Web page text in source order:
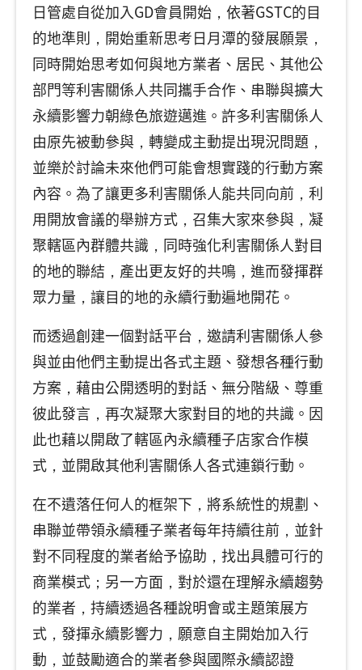
日管處自從加入GD會員開始，依著GSTC的目
的地準則，開始重新思考日月潭的發展願景，
同時開始思考如何與地方業者、居民、其他公
部門等利害關係人共同攜手合作、串聯與擴大
永續影響力朝綠色旅遊邁進。許多利害關係人
由原先被動參與，轉變成主動提出現況問題，
並樂於討論未來他們可能會想實踐的行動方案
內容。為了讓更多利害關係人能共同向前，利
用開放會議的舉辦方式，召集大家來參與，凝
聚轄區內群體共識，同時強化利害關係人對目
的地的聯結，產出更友好的共鳴，進而發揮群
眾力量，讓目的地的永續行動遍地開花。
而透過創建一個對話平台，邀請利害關係人參
與並由他們主動提出各式主題、發想各種行動
方案，藉由公開透明的對話、無分階級、尊重
彼此發言，再次凝聚大家對目的地的共識。因
此也藉以開啟了轄區內永續種子店家合作模
式，並開啟其他利害關係人各式連鎖行動。
在不遺落任何人的框架下，將系統性的規劃、
串聯並帶領永續種子業者每年持續往前，並針
對不同程度的業者給予協助，找出具體可行的
商業模式；另一方面，對於還在理解永續趨勢
的業者，持續透過各種說明會或主題策展方
式，發揮永續影響力，願意自主開始加入行
動，並鼓勵適合的業者參與國際永續認證